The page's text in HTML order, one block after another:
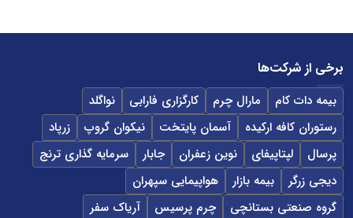
برخی از شرکت‌ها
بیمه دات کام مارال چرم کارگزاری فارابی
نواگلد
رستوران کافه ارکیده
آسمان پایتخت نیکوان گروپ
زرپاد
پرسال
لپتاپیفای نوین زعفران جابار
سرمایه گذاری ترنج
دیجی زرگر
بیمه بازار
هواپیمایی سپهران
گروه صنعتی بستانچی
چرم پرسیس
آریاک سفر